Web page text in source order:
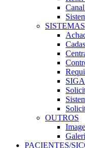
SISTEMAS
OUTROS
PACIENTES/